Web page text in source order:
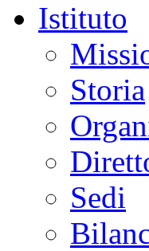
Istituto
Storia
Sedi